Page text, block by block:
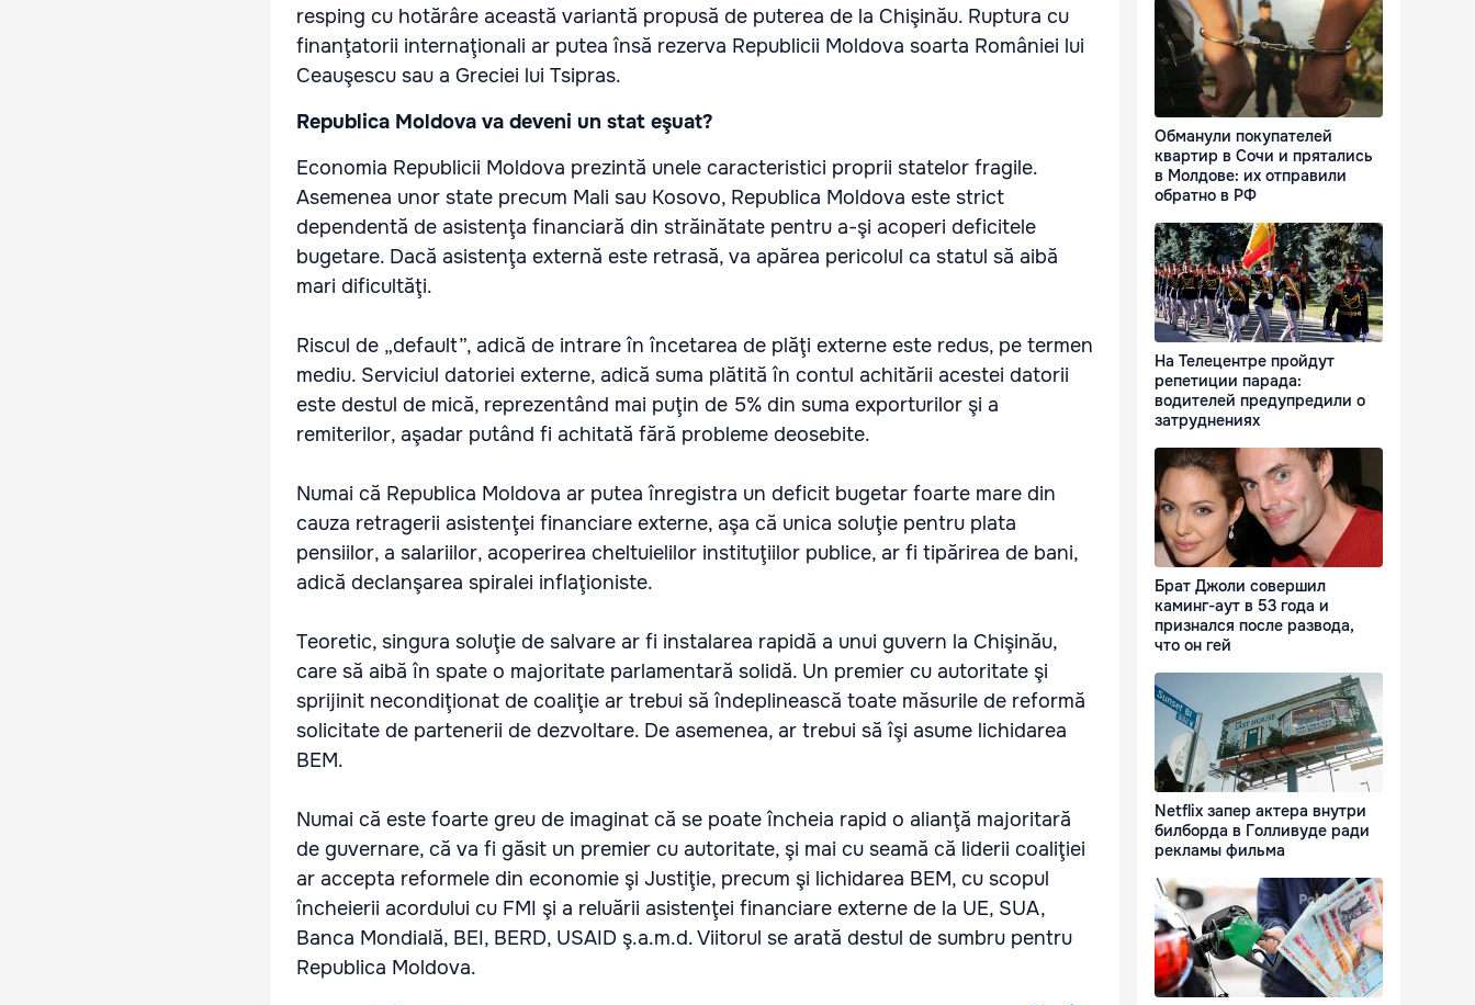
resping cu hotărâre această variantă propusă de puterea de la Chişinău. Ruptura cu
finanţatorii internaţionali ar putea însă rezerva Republicii Moldova soarta României lui
Ceauşescu sau a Greciei lui Tsipras.
Republica Moldova va deveni un stat eşuat?
Economia Republicii Moldova prezintă unele caracteristici proprii statelor fragile.
Asemenea unor state precum Mali sau Kosovo, Republica Moldova este strict
dependentă de asistenţa financiară din străinătate pentru a-şi acoperi deficitele
bugetare. Dacă asistenţa externă este retrasă, va apărea pericolul ca statul să aibă
mari dificultăţi.
Riscul de „default”, adică de intrare în încetarea de plăţi externe este redus, pe termen
mediu. Serviciul datoriei externe, adică suma plătită în contul achitării acestei datorii
este destul de mică, reprezentând mai puţin de 5% din suma exporturilor şi a
remiterilor, aşadar putând fi achitată fără probleme deosebite.
Numai că Republica Moldova ar putea înregistra un deficit bugetar foarte mare din
cauza retragerii asistenţei financiare externe, aşa că unica soluţie pentru plata
pensiilor, a salariilor, acoperirea cheltuielilor instituţiilor publice, ar fi tipărirea de bani,
adică declanşarea spiralei inflaţioniste.
Teoretic, singura soluţie de salvare ar fi instalarea rapidă a unui guvern la Chişinău,
care să aibă în spate o majoritate parlamentară solidă. Un premier cu autoritate şi
sprijinit necondiţionat de coaliţie ar trebui să îndeplinească toate măsurile de reformă
solicitate de partenerii de dezvoltare. De asemenea, ar trebui să îşi asume lichidarea
BEM.
Numai că este foarte greu de imaginat că se poate încheia rapid o alianţă majoritară
de guvernare, că va fi găsit un premier cu autoritate, şi mai cu seamă că liderii coaliţiei
ar accepta reformele din economie şi Justiţie, precum şi lichidarea BEM, cu scopul
încheierii acordului cu FMI şi a reluării asistenţei financiare externe de la UE, SUA,
Banca Mondială, BEI, BERD, USAID ş.a.m.d. Viitorul se arată destul de sumbru pentru
Republica Moldova.
Обманули покупателей
квартир в Сочи и прятались
в Молдове: их отправили
обратно в РФ
На Телецентре пройдут
репетиции парада:
водителей предупредили о
затруднениях
Брат Джоли совершил
каминг-аут в 53 года и
признался после развода,
что он гей
Netflix запер актера внутри
билборда в Голливуде ради
рекламы фильма